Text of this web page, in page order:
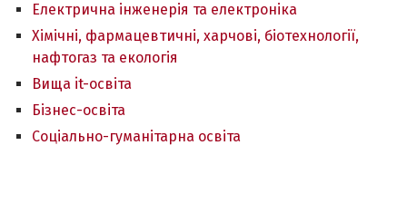
Електрична інженерія та електроніка
Хімічні, фармацевтичні, харчові, біотехнології,
нафтогаз та екологія
Вища it-освіта
Бізнес-освіта
Соціально-гуманітарна освіта